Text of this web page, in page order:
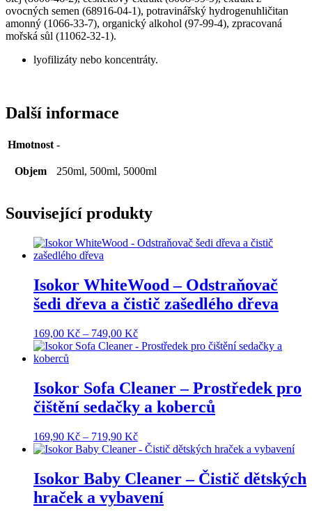
ovocných semen (68916-04-1), potravinářský hydrogenuhličitan
amonný (1066-33-7), organický alkohol (97-99-4), zpracovaná
mořská sůl (11062-32-1).
lyofilizáty nebo koncentráty.
Další informace
Hmotnost -
Objem 250ml, 500ml, 5000ml
Související produkty
Isokor WhiteWood – Odstraňovač
šedi dřeva a čistič zašedlého dřeva
169,00 Kč – 749,00 KčRozpětí
cen:
Isokor Sofa Cleaner – Prostředek pro
čištění sedačky a koberců
169,90 Kč – 719,90 KčRozpětí
cen:
až
719,90 Kč
Isokor Baby Cleaner – Čistič dětských
hraček a vybavení